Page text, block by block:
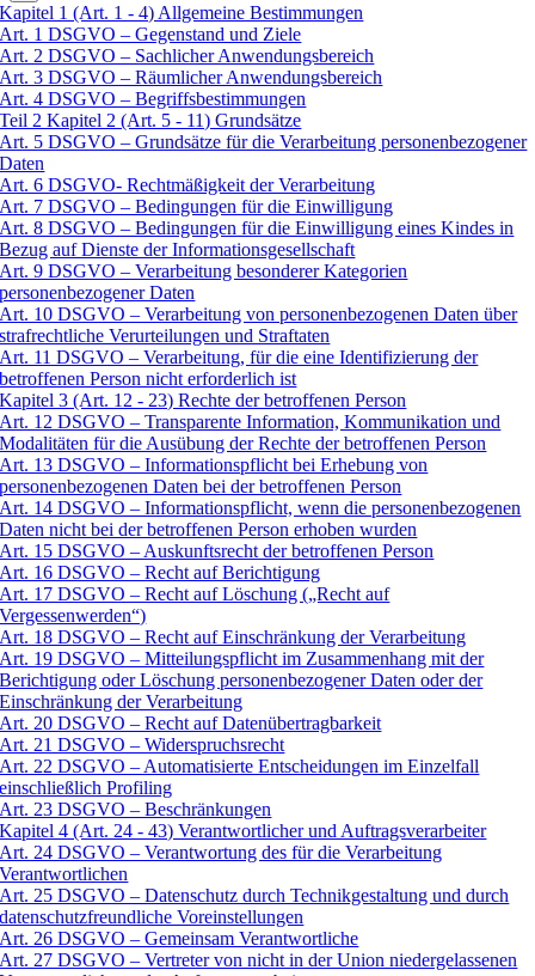
Kapitel 1 (Art. 1 - 4) Allgemeine Bestimmungen
Art. 1 DSGVO – Gegenstand und Ziele
Art. 2 DSGVO – Sachlicher Anwendungsbereich
Art. 3 DSGVO – Räumlicher Anwendungsbereich
Art. 4 DSGVO – Begriffsbestimmungen
Teil 2 Kapitel 2 (Art. 5 - 11) Grundsätze
Art. 5 DSGVO – Grundsätze für die Verarbeitung personenbezogener
Daten
Art. 6 DSGVO- Rechtmäßigkeit der Verarbeitung
Art. 7 DSGVO – Bedingungen für die Einwilligung
Art. 8 DSGVO – Bedingungen für die Einwilligung eines Kindes in
Bezug auf Dienste der Informationsgesellschaft
Art. 9 DSGVO – Verarbeitung besonderer Kategorien
personenbezogener Daten
Art. 10 DSGVO – Verarbeitung von personenbezogenen Daten über
strafrechtliche Verurteilungen und Straftaten
Art. 11 DSGVO – Verarbeitung, für die eine Identifizierung der
betroffenen Person nicht erforderlich ist
Kapitel 3 (Art. 12 - 23) Rechte der betroffenen Person
Art. 12 DSGVO – Transparente Information, Kommunikation und
Modalitäten für die Ausübung der Rechte der betroffenen Person
Art. 13 DSGVO – Informationspflicht bei Erhebung von
personenbezogenen Daten bei der betroffenen Person
Art. 14 DSGVO – Informationspflicht, wenn die personenbezogenen
Daten nicht bei der betroffenen Person erhoben wurden
Art. 15 DSGVO – Auskunftsrecht der betroffenen Person
Art. 16 DSGVO – Recht auf Berichtigung
Art. 17 DSGVO – Recht auf Löschung („Recht auf
Vergessenwerden“)
Art. 18 DSGVO – Recht auf Einschränkung der Verarbeitung
Art. 19 DSGVO – Mitteilungspflicht im Zusammenhang mit der
Berichtigung oder Löschung personenbezogener Daten oder der
Einschränkung der Verarbeitung
Art. 20 DSGVO – Recht auf Datenübertragbarkeit
Art. 21 DSGVO – Widerspruchsrecht
Art. 22 DSGVO – Automatisierte Entscheidungen im Einzelfall
einschließlich Profiling
Art. 23 DSGVO – Beschränkungen
Kapitel 4 (Art. 24 - 43) Verantwortlicher und Auftragsverarbeiter
Art. 24 DSGVO – Verantwortung des für die Verarbeitung
Verantwortlichen
Art. 25 DSGVO – Datenschutz durch Technikgestaltung und durch
datenschutzfreundliche Voreinstellungen
Art. 26 DSGVO – Gemeinsam Verantwortliche
Art. 27 DSGVO – Vertreter von nicht in der Union niedergelassenen